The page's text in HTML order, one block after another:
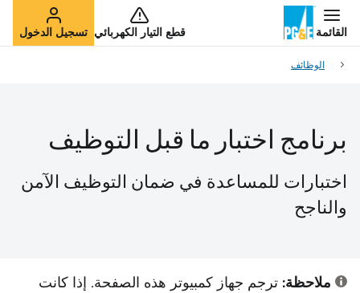
القائمة قطع التيار الكهربائي تسجيل الدخول
الوظائف
برنامج اختبار ما قبل التوظيف
اختبارات للمساعدة في ضمان التوظيف الآمن
والناجح
ملاحظة: ترجم جهاز كمبيوتر هذه الصفحة. إذا كانت